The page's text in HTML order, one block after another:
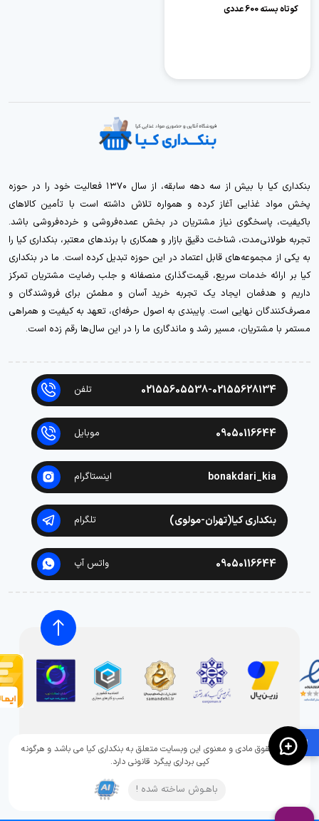
🛍️
کوتاه بسته 600 عددی
بنکداری کیا با بیش از سه دهه سابقه، از سال ۱۳۷۰ فعالیت خود را در حوزه
پخش مواد غذایی آغاز کرده و همواره تلاش داشته است با تأمین کالاهای
باکیفیت، پاسخگوی نیاز مشتریان در بخش عمده‌فروشی و خرده‌فروشی باشد.
تجربه طولانی‌مدت، شناخت دقیق بازار و همکاری با برندهای معتبر، بنکداری کیا را
به یکی از مجموعه‌های قابل اعتماد در این حوزه تبدیل کرده است. ما در بنکداری
کیا بر ارائه خدمات سریع، قیمت‌گذاری منصفانه و جلب رضایت مشتریان تمرکز
داریم و هدفمان ایجاد یک تجربه خرید آسان و مطمئن برای فروشندگان و
مصرف‌کنندگان نهایی است. پایبندی به اصول حرفه‌ای، تعهد به کیفیت و همراهی
مستمر با مشتریان، مسیر رشد و ماندگاری ما را در این سال‌ها رقم زده است.
02155605538-02155628134 تلفن
09050116644 موبایل
bonakdari_kia اینستاگرام
بنکداری کیا(تهران-مولوی) تلگرام
09050116644 واتس آپ
تمامی حقوق مادی و معنوی این وبسایت متعلق به بنکداری کیا می باشد و هرگونه
کپی برداری پیگرد قانونی دارد.
باهـوش ساخته شده !